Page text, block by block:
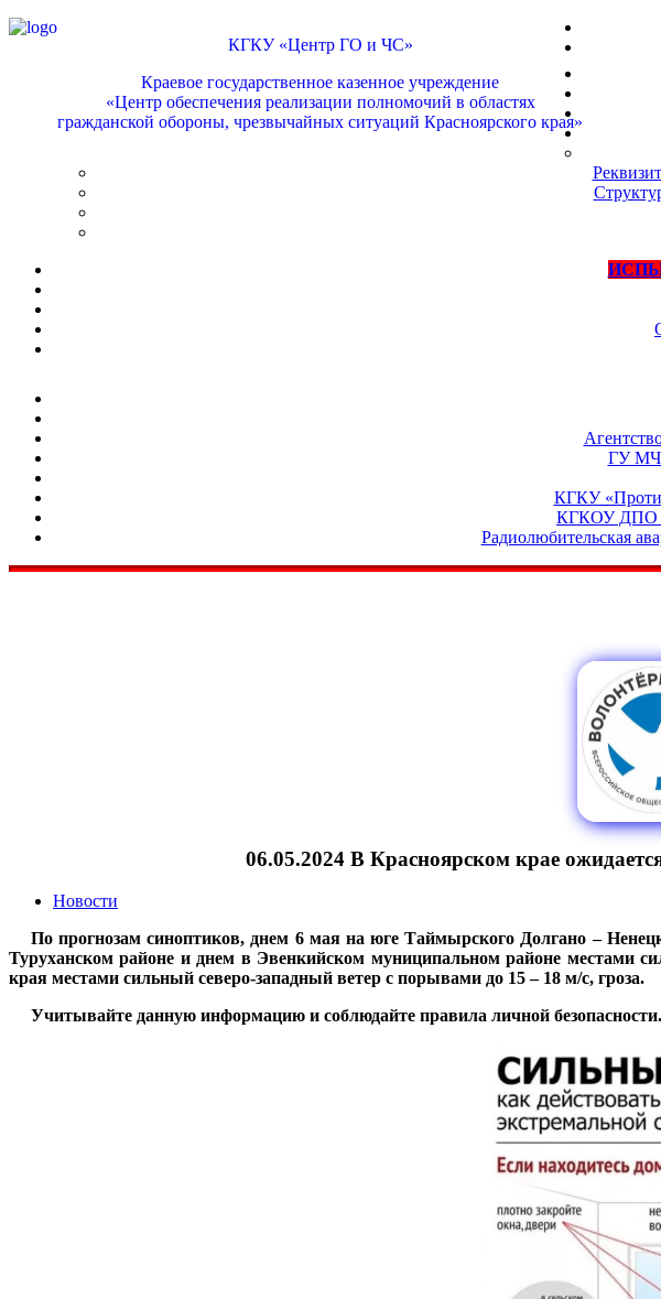
КГКУ «Центр ГО и ЧС»
Краевое государственное казенное учреждение
«Центр обеспечения реализации полномочий в областях
гражданской обороны, чрезвычайных ситуаций Красноярского края»
ГУ
КГКУ
КГКОУ ДПО
Радиолюбительская
06.05.2024 В Красноярском крае
Новости
По прогнозам синоптиков, днем 6 мая на юге Таймырского Долгано –
Туруханском районе и днем в Эвенкийском муниципальном районе местами
края местами сильный северо-западный ветер с порывами до 15 – 18 м/с, гроза.
Учитывайте данную информацию и соблюдайте правила личной безопасности.